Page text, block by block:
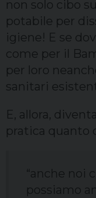
non solo cibo
potabile per
igiene! E se
come per il
per loro
sanitari
E, allora,
pratica quanto
“anche noi
possiamo